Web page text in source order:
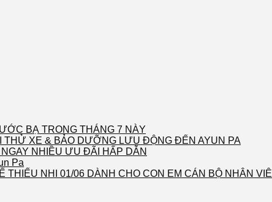
BẠ TRONG THÁNG 7 NÀY
THỬ XE & BẢO DƯỠNG LƯU ĐỘNG ĐẾN AYUN PA
NHIỀU ƯU ĐÃI HẤP DẪN
Pa
THIẾU NHI 01/06 DÀNH CHO CON EM CÁN BỘ NHÂN